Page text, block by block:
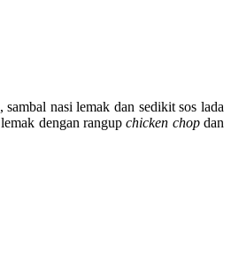
nasi lemak dan sedikit sos lada
dengan rangupchicken chopdan